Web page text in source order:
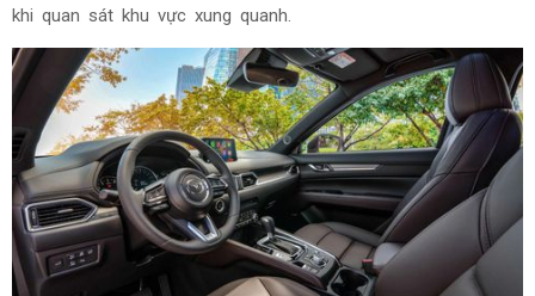
khi quan sát khu vực xung quanh.